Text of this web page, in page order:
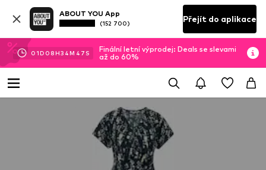
ABOUT YOU App
(152 700) Přejít do aplikace
01D 08H34M 47 S
Finální letní výprodej: Deals se slevami
až do 60%